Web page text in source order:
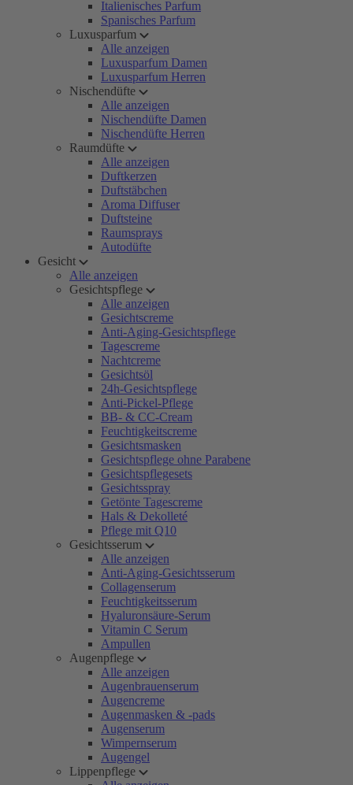
Italienisches Parfum
Spanisches Parfum
Luxusparfum
Alle anzeigen
Luxusparfum Damen
Luxusparfum Herren
Nischendüfte
Alle anzeigen
Nischendüfte Damen
Nischendüfte Herren
Raumdüfte
Alle anzeigen
Duftkerzen
Duftstäbchen
Aroma Diffuser
Duftsteine
Raumsprays
Autodüfte
Gesicht
Alle anzeigen
Gesichtspflege
Alle anzeigen
Gesichtscreme
Anti-Aging-Gesichtspflege
Tagescreme
Nachtcreme
Gesichtsöl
24h-Gesichtspflege
Anti-Pickel-Pflege
BB- & CC-Cream
Feuchtigkeitscreme
Gesichtsmasken
Gesichtspflege ohne Parabene
Gesichtspflegesets
Gesichtsspray
Getönte Tagescreme
Hals & Dekolleté
Pflege mit Q10
Gesichtsserum
Alle anzeigen
Anti-Aging-Gesichtsserum
Collagenserum
Feuchtigkeitsserum
Hyaluronsäure-Serum
Vitamin C Serum
Ampullen
Augenpflege
Alle anzeigen
Augenbrauenserum
Augencreme
Augenmasken & -pads
Augenserum
Wimpernserum
Augengel
Lippenpflege